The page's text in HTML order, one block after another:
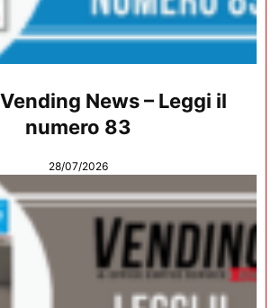
News – Leggi il
numero 83
28/07/2026